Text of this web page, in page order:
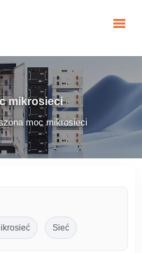
mikrosieci
moc mikrosieci
Sieć